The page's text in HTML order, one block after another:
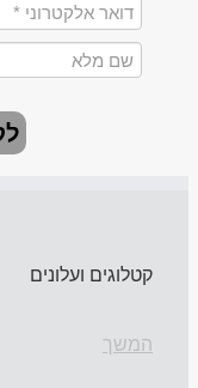
קטלוגים ועלונים
המשך